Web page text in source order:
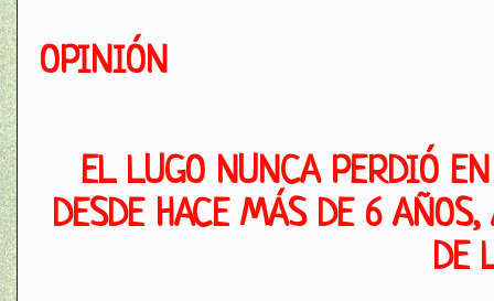
OPINIÓN
EL LUGO NUNCA PERDIÓ
DESDE HACE MÁS DE 6
DE